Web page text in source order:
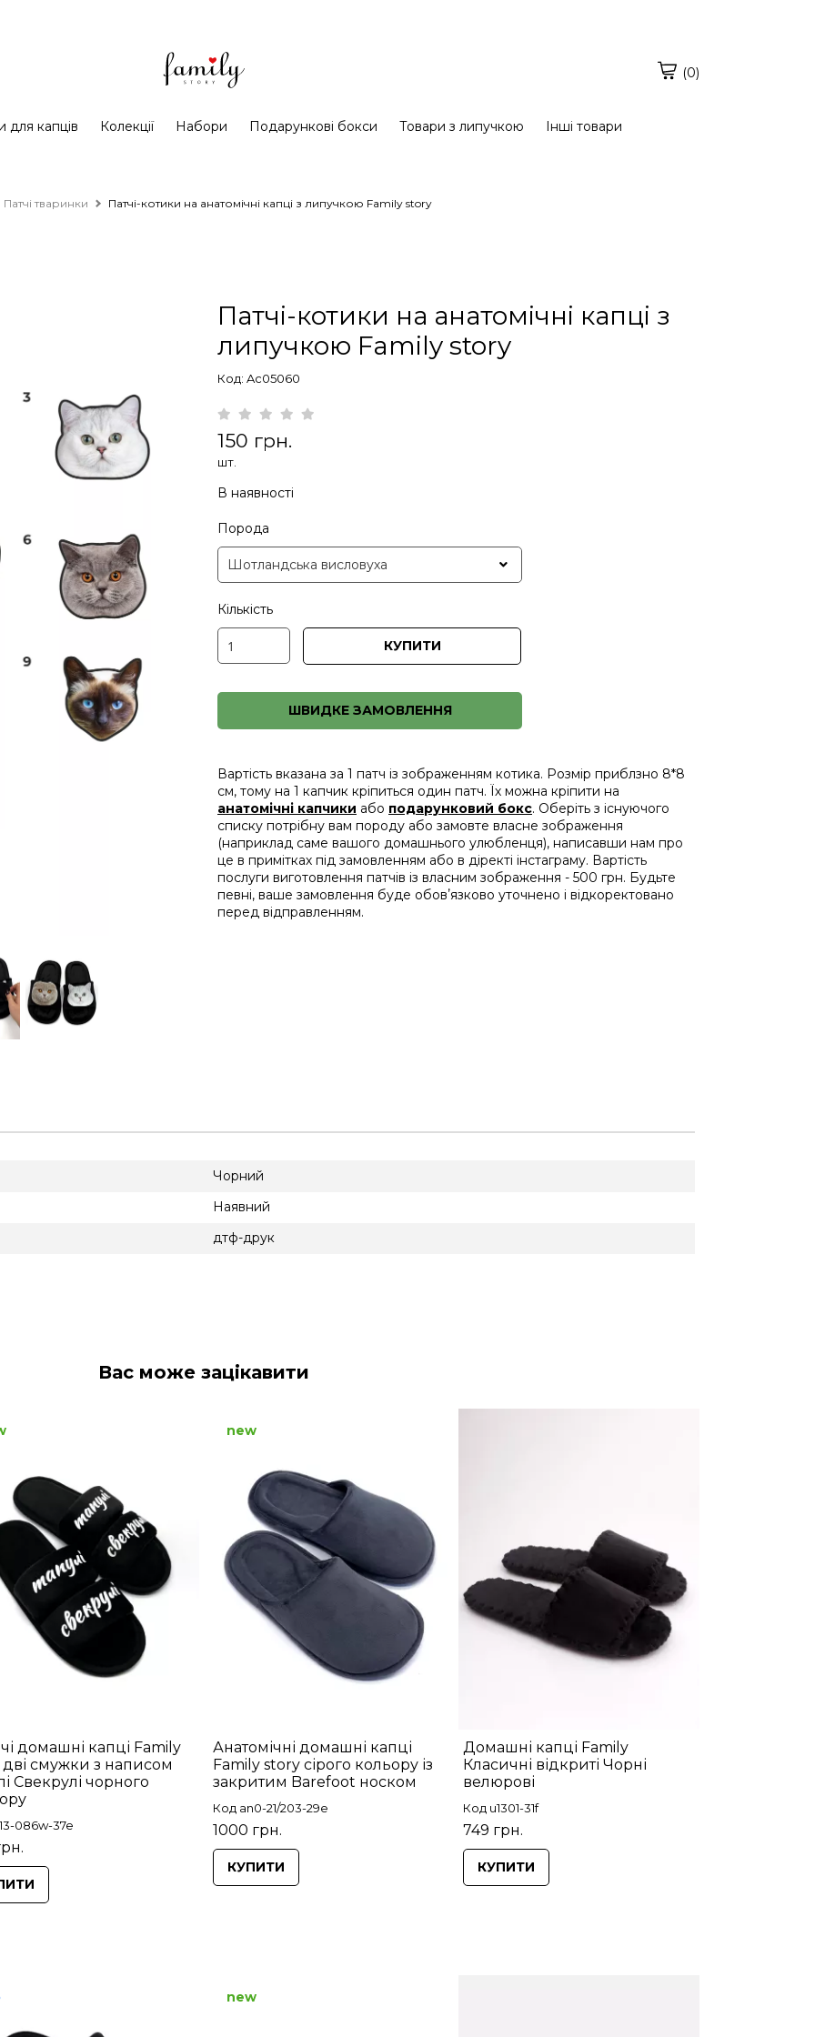
(0)
для капців Колекції Набори Подарункові бокси Товари з липучкою Інші товари
Патчі тваринки Патчі-котики на анатомічні капці з липучкою Family story
Патчі-котики на анатомічні капці з
липучкою Family story
Код: Ac05060
150 грн.
шт.
В наявності
Порода
Кількість
КУПИТИ
ШВИДКЕ ЗАМОВЛЕННЯ
Вартість вказана за 1 патч із зображенням котика. Розмір приблзно 8*8
см, тому на 1 капчик кріпиться один патч. Їх можна кріпити на
анатомічні капчики або подарунковий бокс. Оберіть з існуючого
списку потрібну вам породу або замовте власне зображення
(наприклад саме вашого домашнього улюбленця), написавши нам про
це в примітках під замовленням або в діректі інстаграму. Вартість
послуги виготовлення патчів із власним зображення - 500 грн. Будьте
певні, ваше замовлення буде обовʼязково уточнено і відкоректовано
перед відправленням.
Чорний
Наявний
дтф-друк
Вас може зацікавити
домашні капці Family
смужки з написом
Свекрулі чорного
086w-37e
Анатомічні домашні капці
Family story сірого кольору із
закритим Barefoot носком
Код an0-21/203-29e
1000 грн.
new
КУПИТИ
Домашні капці Family
Класичні відкриті Чорні
велюрові
Код u1301-31f
749 грн.
КУПИТИ
new